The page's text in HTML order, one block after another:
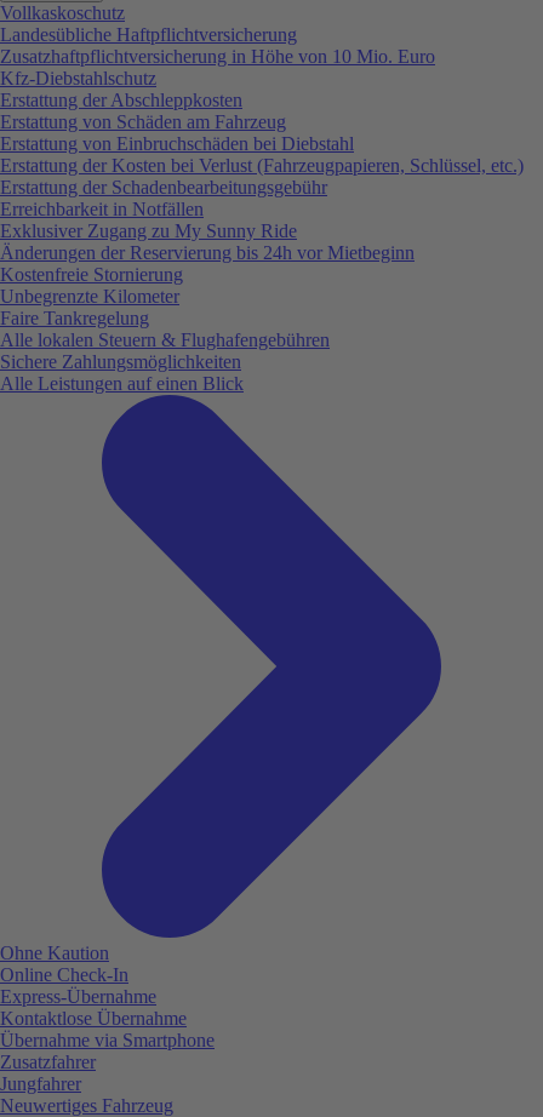
Vollkaskoschutz
Landesübliche Haftpflichtversicherung
Zusatzhaftpflichtversicherung in Höhe von 10 Mio. Euro
Kfz-Diebstahlschutz
Erstattung der Abschleppkosten
Erstattung von Schäden am Fahrzeug
Erstattung von Einbruchschäden bei Diebstahl
Erstattung der Kosten bei Verlust (Fahrzeugpapieren, Schlüssel, etc.)
Erstattung der Schadenbearbeitungsgebühr
Erreichbarkeit in Notfällen
Exklusiver Zugang zu My Sunny Ride
Änderungen der Reservierung bis 24h vor Mietbeginn
Kostenfreie Stornierung
Unbegrenzte Kilometer
Faire Tankregelung
Alle lokalen Steuern & Flughafengebühren
Sichere Zahlungsmöglichkeiten
Alle Leistungen auf einen Blick
Ohne Kaution
Online Check-In
Express-Übernahme
Kontaktlose Übernahme
Übernahme via Smartphone
Zusatzfahrer
Jungfahrer
Neuwertiges Fahrzeug